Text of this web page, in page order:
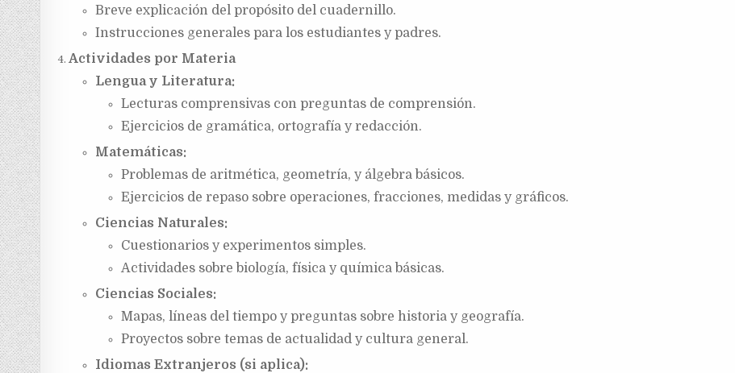
Breve explicación del propósito del cuadernillo.
Instrucciones generales para los estudiantes y padres.
Actividades por Materia
Lengua y Literatura:
Lecturas comprensivas con preguntas de comprensión.
Ejercicios de gramática, ortografía y redacción.
Matemáticas:
Problemas de aritmética, geometría, y álgebra básicos.
Ejercicios de repaso sobre operaciones, fracciones, medidas y gráficos.
Ciencias Naturales:
Cuestionarios y experimentos simples.
Actividades sobre biología, física y química básicas.
Ciencias Sociales:
Mapas, líneas del tiempo y preguntas sobre historia y geografía.
Proyectos sobre temas de actualidad y cultura general.
Idiomas Extranjeros (si aplica):